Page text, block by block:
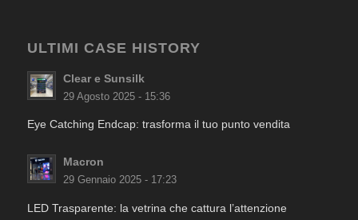
ULTIMI CASE HISTORY
Clear e Sunsilk
29 Agosto 2025 - 15:36
Eye Catching Endcap: trasforma il tuo punto vendita
Macron
29 Gennaio 2025 - 17:23
LED Trasparente: la vetrina che cattura l’attenzione